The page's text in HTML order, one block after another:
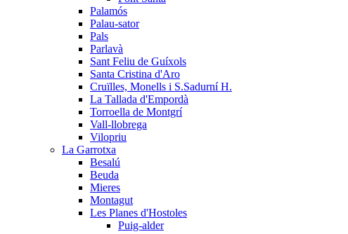
Palamós
Palau-sator
Pals
Parlavà
Sant Feliu de Guíxols
Santa Cristina d'Aro
Cruïlles, Monells i S.Sadurní H.
La Tallada d'Empordà
Torroella de Montgrí
Vall-llobrega
Vilopriu
La Garrotxa
Besalú
Beuda
Mieres
Montagut
Les Planes d'Hostoles
Puig-alder